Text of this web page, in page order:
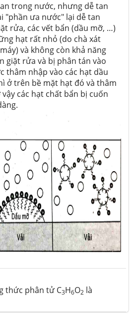
trong nước, nhưng dễ tan
"phần ưa nước" lại dễ tan
rửa, các vết bẩn (dầu mỡ, …)
hạt rất nhỏ (do chà xát
và không còn khả năng
giặt rửa và bị phân tán vào
thâm nhập vào các hạt dầu
ở trên bề mặt hạt đó và thâm
các hạt chất bẩn bị cuốn
thức phân tử C3H6O2 là